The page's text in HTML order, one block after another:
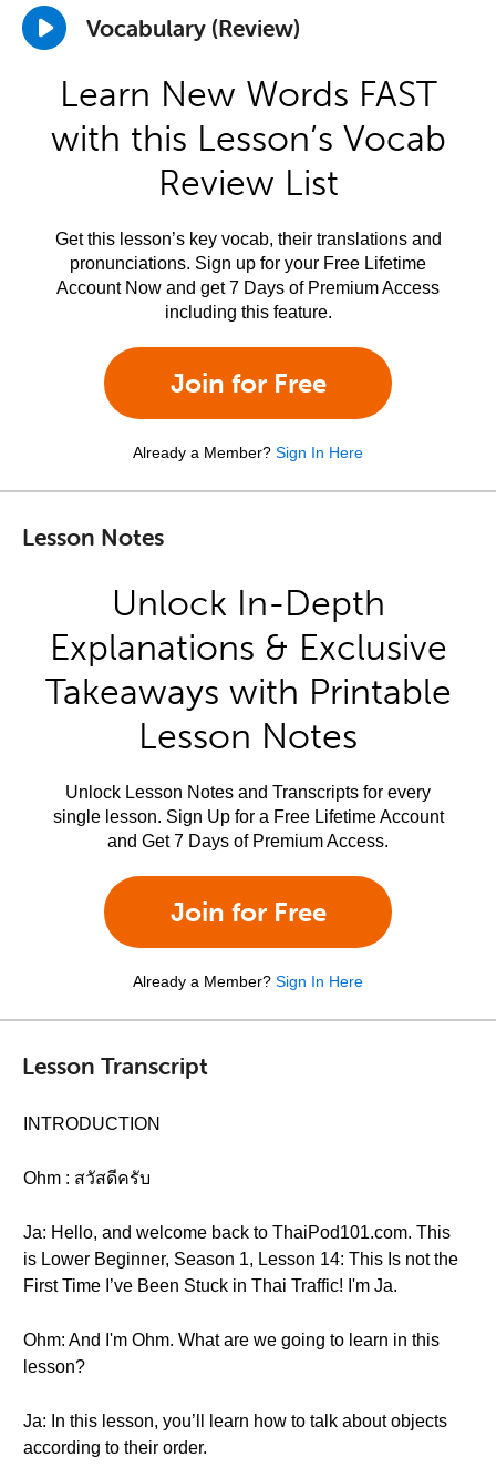
Vocabulary (Review)
Learn New Words FAST
with this Lesson’s Vocab
Review List
Get this lesson’s key vocab, their translations and
pronunciations. Sign up for your Free Lifetime
Account Now and get 7 Days of Premium Access
including this feature.
Join for Free
Already a Member? Sign In Here
Lesson Notes
Unlock In-Depth
Explanations & Exclusive
Takeaways with Printable
Lesson Notes
Unlock Lesson Notes and Transcripts for every
single lesson. Sign Up for a Free Lifetime Account
and Get 7 Days of Premium Access.
Join for Free
Already a Member? Sign In Here
Lesson Transcript
INTRODUCTION
Ohm : สวัสดีครับ
Ja: Hello, and welcome back to ThaiPod101.com. This
is Lower Beginner, Season 1, Lesson 14: This Is not the
First Time I’ve Been Stuck in Thai Traffic! I'm Ja.
Ohm: And I'm Ohm. What are we going to learn in this
lesson?
Ja: In this lesson, you’ll learn how to talk about objects
according to their order.